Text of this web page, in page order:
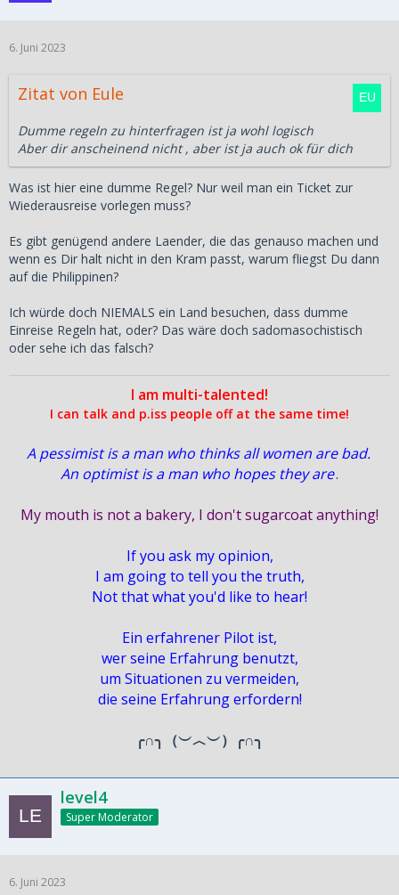
6. Juni 2023
Zitat von Eule
Dumme regeln zu hinterfragen ist ja wohl logisch
Aber dir anscheinend nicht , aber ist ja auch ok für dich
Was ist hier eine dumme Regel? Nur weil man ein Ticket zur
Wiederausreise vorlegen muss?
Es gibt genügend andere Laender, die das genauso machen und
wenn es Dir halt nicht in den Kram passt, warum fliegst Du dann
auf die Philippinen?
Ich würde doch NIEMALS ein Land besuchen, dass dumme
Einreise Regeln hat, oder? Das wäre doch sadomasochistisch
oder sehe ich das falsch?
I am multi-talented!
I can talk and p.iss people off at the same time!
A pessimist is a man who thinks all women are bad.
An optimist is a man who hopes they are.
My mouth is not a bakery, I don't sugarcoat anything!
If you ask my opinion,
I am going to tell you the truth,
Not that what you'd like to hear!
Ein erfahrener Pilot ist,
wer seine Erfahrung benutzt,
um Situationen zu vermeiden,
die seine Erfahrung erfordern!
╭∩╮（︶︿︶）╭∩╮
level4
Super Moderator
6. Juni 2023